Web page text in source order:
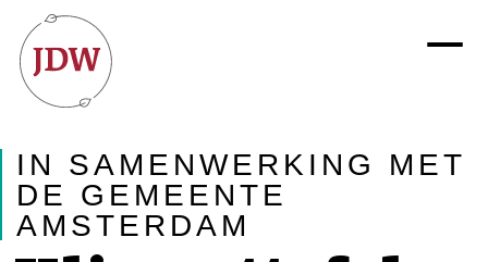
IN SAMENWERKING MET
DE GEMEENTE
AMSTERDAM